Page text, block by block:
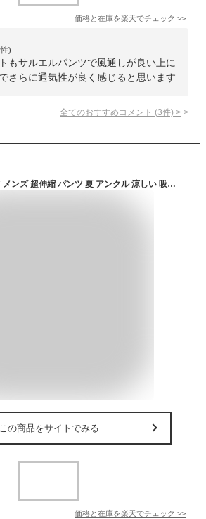
価格と在庫を楽天でチェック >>
)
もサルエルパンツで風通しが良い上に
さらに通気性が良く感じると思います
全てのおすすめコメント (3件) >
接触冷感 ワイドパンツ メンズ 超伸縮 パンツ 夏 アンクル 涼しい 吸水速乾 ストレッチ ルーズ 黒 紺 M L LL XL 大きいサイズ 総柄 カモフラ 迷彩柄 ペイズリー バンダナ 全8色 実用的 5210-6309 ジェネレス 父の日 ギフト
この商品をサイトでみる
価格と在庫を楽天でチェック >>